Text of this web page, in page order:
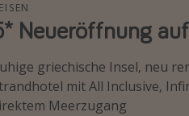
Neueröffnung
griechische Insel, neu
mit All Inclusive,
Meerzugang